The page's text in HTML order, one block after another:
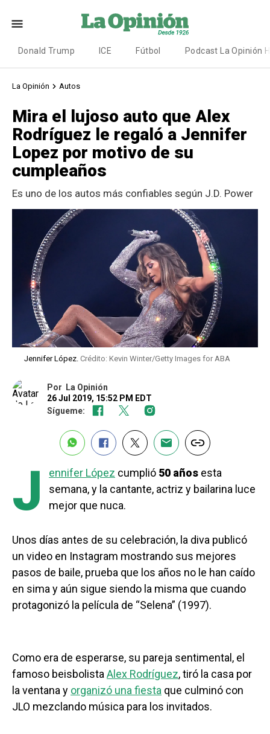
Donald Trump ICE Fútbol Podcast La Opinión
La Opinión Autos
Mira el lujoso auto que Alex
Rodríguez le regaló a Jennifer
Lopez por motivo de su
cumpleaños
Es uno de los autos más confiables según J.D. Power
Jennifer López. Crédito: Kevin Winter/Getty Images for ABA
Por
La Opinión
26 Jul 2019, 15:52 PM EDT
Sígueme:
J ennifer López cumplió 50 años esta
semana, y la cantante, actriz y bailarina luce
mejor que nuca.
Unos días antes de su celebración, la diva publicó
un video en Instagram mostrando sus mejores
pasos de baile, prueba que los años no le han caído
en sima y aún sigue siendo la misma que cuando
protagonizó la película de “Selena” (1997).
Como era de esperarse, su pareja sentimental, el
famoso beisbolistaAlex Rodríguez, tiró la casa por
la ventana y organizó una fiesta que culminó con
JLO mezclando música para los invitados.